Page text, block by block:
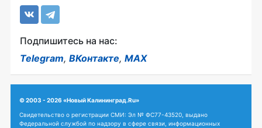
Подпишитесь на нас:
Telegram, ВКонтакте, MAX
© 2003 - 2026 «Новый Калининград.Ru»
Свидетельство о регистрации СМИ: Эл № ФС77-43520, выдано
Федеральной службой по надзору в сфере связи, информационных